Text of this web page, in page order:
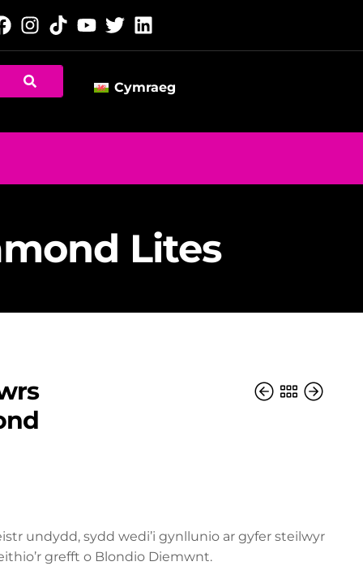
Cymraeg
Lites
undydd, sydd wedi’i gynllunio ar gyfer steilwyr
grefft o Blondio Diemwnt.